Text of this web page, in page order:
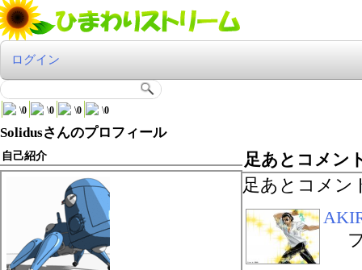
ログイン
\0 \0 \0 \0
Solidusさんのプロフィール
自己紹介 足あとコメン
足あとコメン